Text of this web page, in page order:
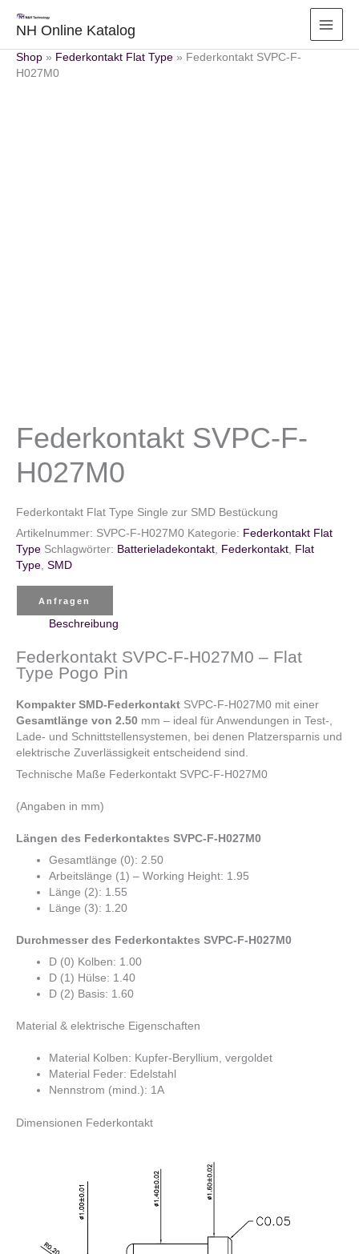
Inhalt
springen
NH Online Katalog
Shop » Federkontakt Flat Type » Federkontakt SVPC-F-
H027M0
Federkontakt SVPC-F-
H027M0
Federkontakt Flat Type Single zur SMD Bestückung
Artikelnummer: SVPC-F-H027M0 Kategorie: Federkontakt Flat
Type Schlagwörter: Batterieladekontakt, Federkontakt, Flat
Type, SMD
Anfragen
Beschreibung
Federkontakt SVPC-F-H027M0 – Flat
Type Pogo Pin
Kompakter SMD-Federkontakt SVPC-F-H027M0 mit einer
Gesamtlänge von 2.50 mm – ideal für Anwendungen in Test-,
Lade- und Schnittstellensystemen, bei denen Platzersparnis und
elektrische Zuverlässigkeit entscheidend sind.
Technische Maße Federkontakt SVPC-F-H027M0
(Angaben in mm)
Längen des Federkontaktes SVPC-F-H027M0
Gesamtlänge (0): 2.50
Arbeitslänge (1) – Working Height: 1.95
Länge (2): 1.55
Länge (3): 1.20
Durchmesser des Federkontaktes SVPC-F-H027M0
D (0) Kolben: 1.00
D (1) Hülse: 1.40
D (2) Basis: 1.60
Material & elektrische Eigenschaften
Material Kolben: Kupfer-Beryllium, vergoldet
Material Feder: Edelstahl
Nennstrom (mind.): 1A
Dimensionen Federkontakt